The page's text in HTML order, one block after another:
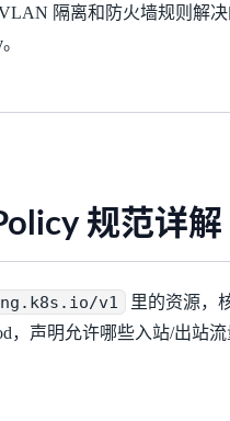
隔离和防火墙规则解决
。
规范详解
v1 里的资源，
，声明允许哪些入站/出站